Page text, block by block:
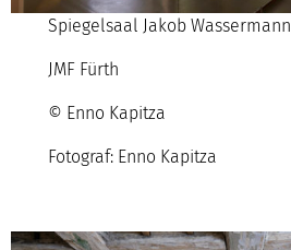
Spiegelsaal Jakob Wassermann
JMF Fürth
© Enno Kapitza
Fotograf: Enno Kapitza